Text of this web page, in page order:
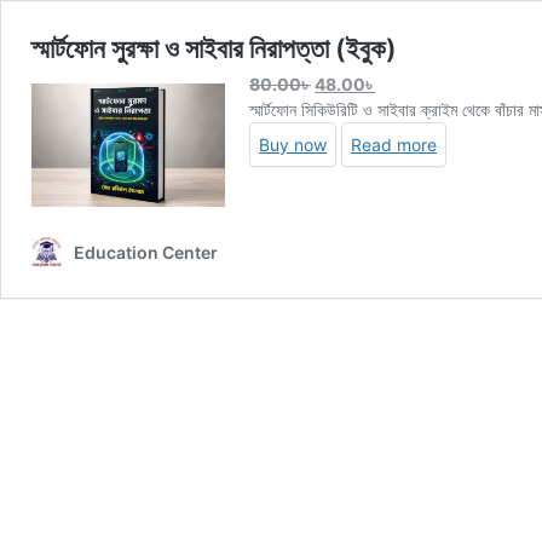
স্মার্টফোন সুরক্ষা ও সাইবার নিরাপত্তা (ইবুক)
80.00৳Original
price
80.00৳ .
48.00৳
price
is:
48.00৳ .
স্মার্টফোন সিকিউরিটি ও সাইবার ক্রাইম থেকে বাঁচার
Buy now
Read more
Education Center